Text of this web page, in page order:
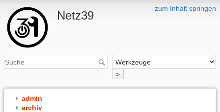
zum Inhalt springen
Netz39
>
admin
archiv